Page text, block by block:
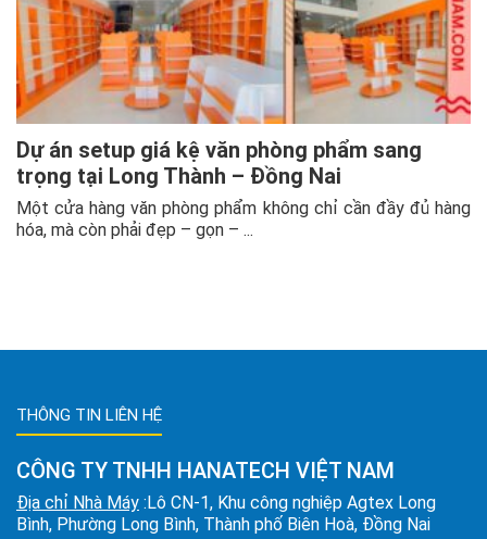
Dự án setup giá kệ văn phòng phẩm sang
trọng tại Long Thành – Đồng Nai
Một cửa hàng văn phòng phẩm không chỉ cần đầy đủ hàng
hóa, mà còn phải đẹp – gọn – ...
THÔNG TIN LIÊN HỆ
CÔNG TY TNHH HANATECH VIỆT NAM
Địa chỉ Nhà Máy :Lô CN-1, Khu công nghiệp Agtex Long
Bình, Phường Long Bình, Thành phố Biên Hoà, Đồng Nai